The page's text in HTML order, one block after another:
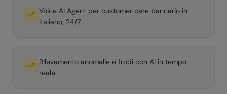
Voice AI Agent per customer care bancario in
italiano, 24/7
Rilevamento anomalie e frodi con AI in tempo
reale